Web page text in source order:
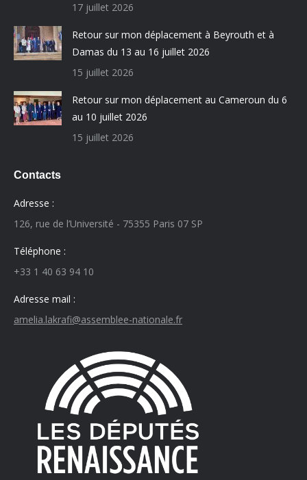
17 juillet 2026
Retour sur mon déplacement à Beyrouth et à
Damas du 13 au 16 juillet 2026
15 juillet 2026
Retour sur mon déplacement au Cameroun du 6
au 10 juillet 2026
15 juillet 2026
Contacts
Adresse :
126, rue de l’Université - 75355 Paris 07 SP
Téléphone :
+33 1 40 63 94 10
Adresse mail :
amelia.lakrafi@assemblee-nationale.fr